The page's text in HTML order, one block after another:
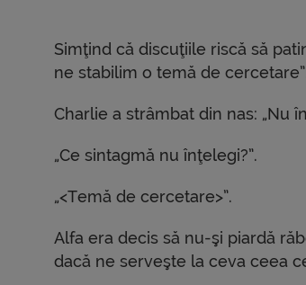
Simţind că discuţiile riscă să
ne stabilim o temă de
Charlie a strâmbat din nas: „Nu
„Ce sintagmă nu înţelegi?”.
„<Temă de cercetare>”.
Alfa era decis să nu-şi piardă
dacă ne serveşte la ceva ceea